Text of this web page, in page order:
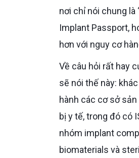
nơi chỉ nói chung là
Implant Passport,
hơn với nguy cơ
Về câu hỏi rất hay của Chú là cùng là Straumann nhưng khác lô sản xuất thì có khác nhau không, Bác sĩ
sẽ nói thế này:
hành các cơ sở
bị y tế, trong đó có
nhóm implant
biomaterials và